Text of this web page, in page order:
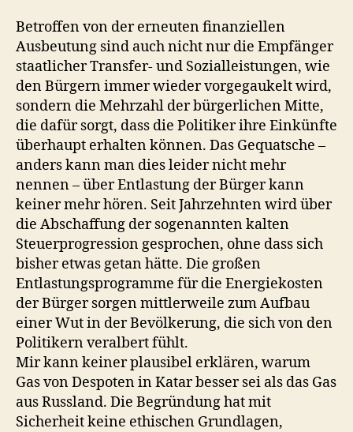
Betroffen von der erneuten finanziellen
Ausbeutung sind auch nicht nur die Empfänger
staatlicher Transfer- und Sozialleistungen, wie
den Bürgern immer wieder vorgegaukelt wird,
sondern die Mehrzahl der bürgerlichen Mitte,
die dafür sorgt, dass die Politiker ihre Einkünfte
überhaupt erhalten können. Das Gequatsche –
anders kann man dies leider nicht mehr
nennen – über Entlastung der Bürger kann
keiner mehr hören. Seit Jahrzehnten wird über
die Abschaffung der sogenannten kalten
Steuerprogression gesprochen, ohne dass sich
bisher etwas getan hätte. Die großen
Entlastungsprogramme für die Energiekosten
der Bürger sorgen mittlerweile zum Aufbau
einer Wut in der Bevölkerung, die sich von den
Politikern veralbert fühlt.
Mir kann keiner plausibel erklären, warum
Gas von Despoten in Katar besser sei als das Gas
aus Russland. Die Begründung hat mit
Sicherheit keine ethischen Grundlagen,